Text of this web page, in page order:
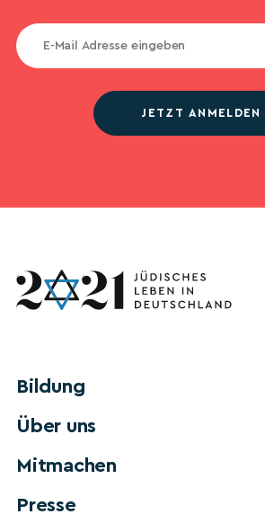
JETZT ANMELDEN
Bildung
Über uns
Mitmachen
Presse